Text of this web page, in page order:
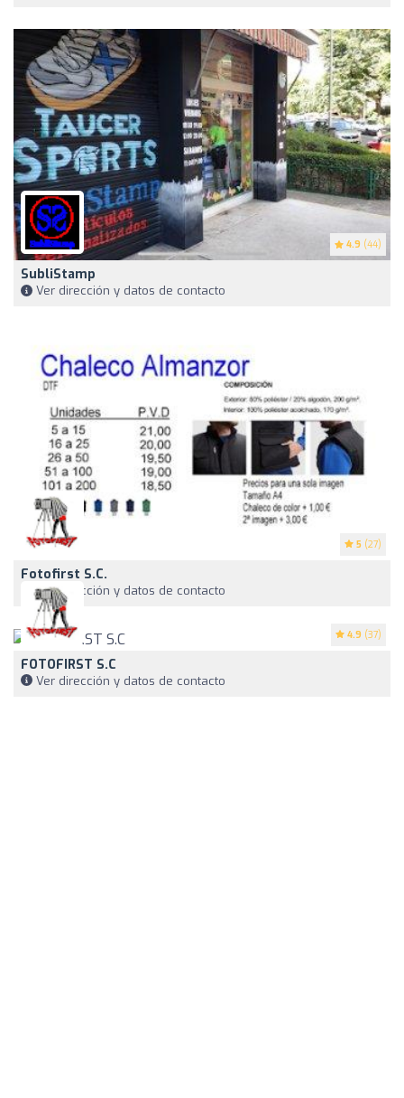
4.9 (44)
SubliStamp
Ver dirección y datos de contacto
5 (27)
Fotofirst S.C.
Ver dirección y datos de contacto
4.9 (37)
FOTOFIRST S.C
Ver dirección y datos de contacto